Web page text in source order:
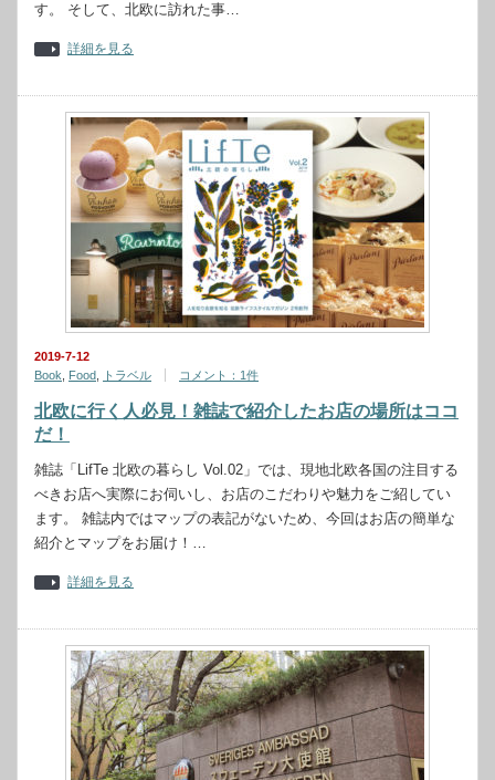
す。 そして、北欧に訪れた事…
詳細を見る
2019-7-12
Book
Food トラベル コメント：1件
北欧に行く人必見！雑誌で紹介したお店の場所はココ
だ！
雑誌「LifTe 北欧の暮らし Vol.02」では、現地北欧各国の注目する
べきお店へ実際にお伺いし、お店のこだわりや魅力をご紹してい
ます。 雑誌内ではマップの表記がないため、今回はお店の簡単な
紹介とマップをお届け！…
詳細を見る